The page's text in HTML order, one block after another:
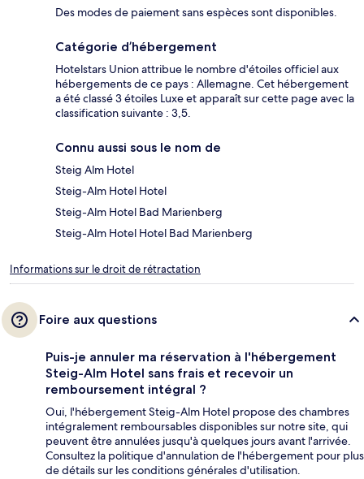
Des modes de paiement sans espèces sont disponibles.
Catégorie d’hébergement
Hotelstars Union attribue le nombre d'étoiles officiel aux
hébergements de ce pays : Allemagne. Cet hébergement
a été classé 3 étoiles Luxe et apparaît sur cette page avec la
classification suivante : 3,5.
Connu aussi sous le nom de
Steig Alm Hotel
Steig-Alm Hotel Hotel
Steig-Alm Hotel Bad Marienberg
Steig-Alm Hotel Hotel Bad Marienberg
Informations sur le droit de rétractation
Foire aux questions
Puis-je annuler ma réservation à l'hébergement
Steig-Alm Hotel sans frais et recevoir un
remboursement intégral ?
Oui, l'hébergement Steig-Alm Hotel propose des chambres
intégralement remboursables disponibles sur notre site, qui
peuvent être annulées jusqu'à quelques jours avant l'arrivée.
Consultez la politique d'annulation de l'hébergement pour plus
de détails sur les conditions générales d'utilisation.